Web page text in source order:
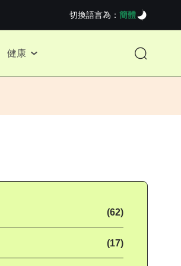
切換語言為： 簡體
健康
(62)
(17)